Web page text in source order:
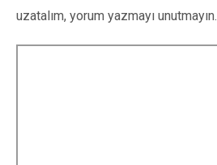
uzatalım, yorum yazmayı unutmayın.